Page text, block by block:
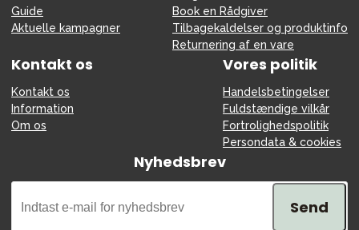
Guide
Aktuelle kampagner
Book en Rådgiver
Tilbagekaldelser og produktinfo
Returnering af en vare
Kontakt os
Kontakt os
Information
Om os
Vores politik
Handelsbetingelser
Fuldstændige vilkår
Fortrolighedspolitik
Persondata & cookies
Nyhedsbrev
Send
Mærker
Sol og svømning Outlet
Guide
Vores butik